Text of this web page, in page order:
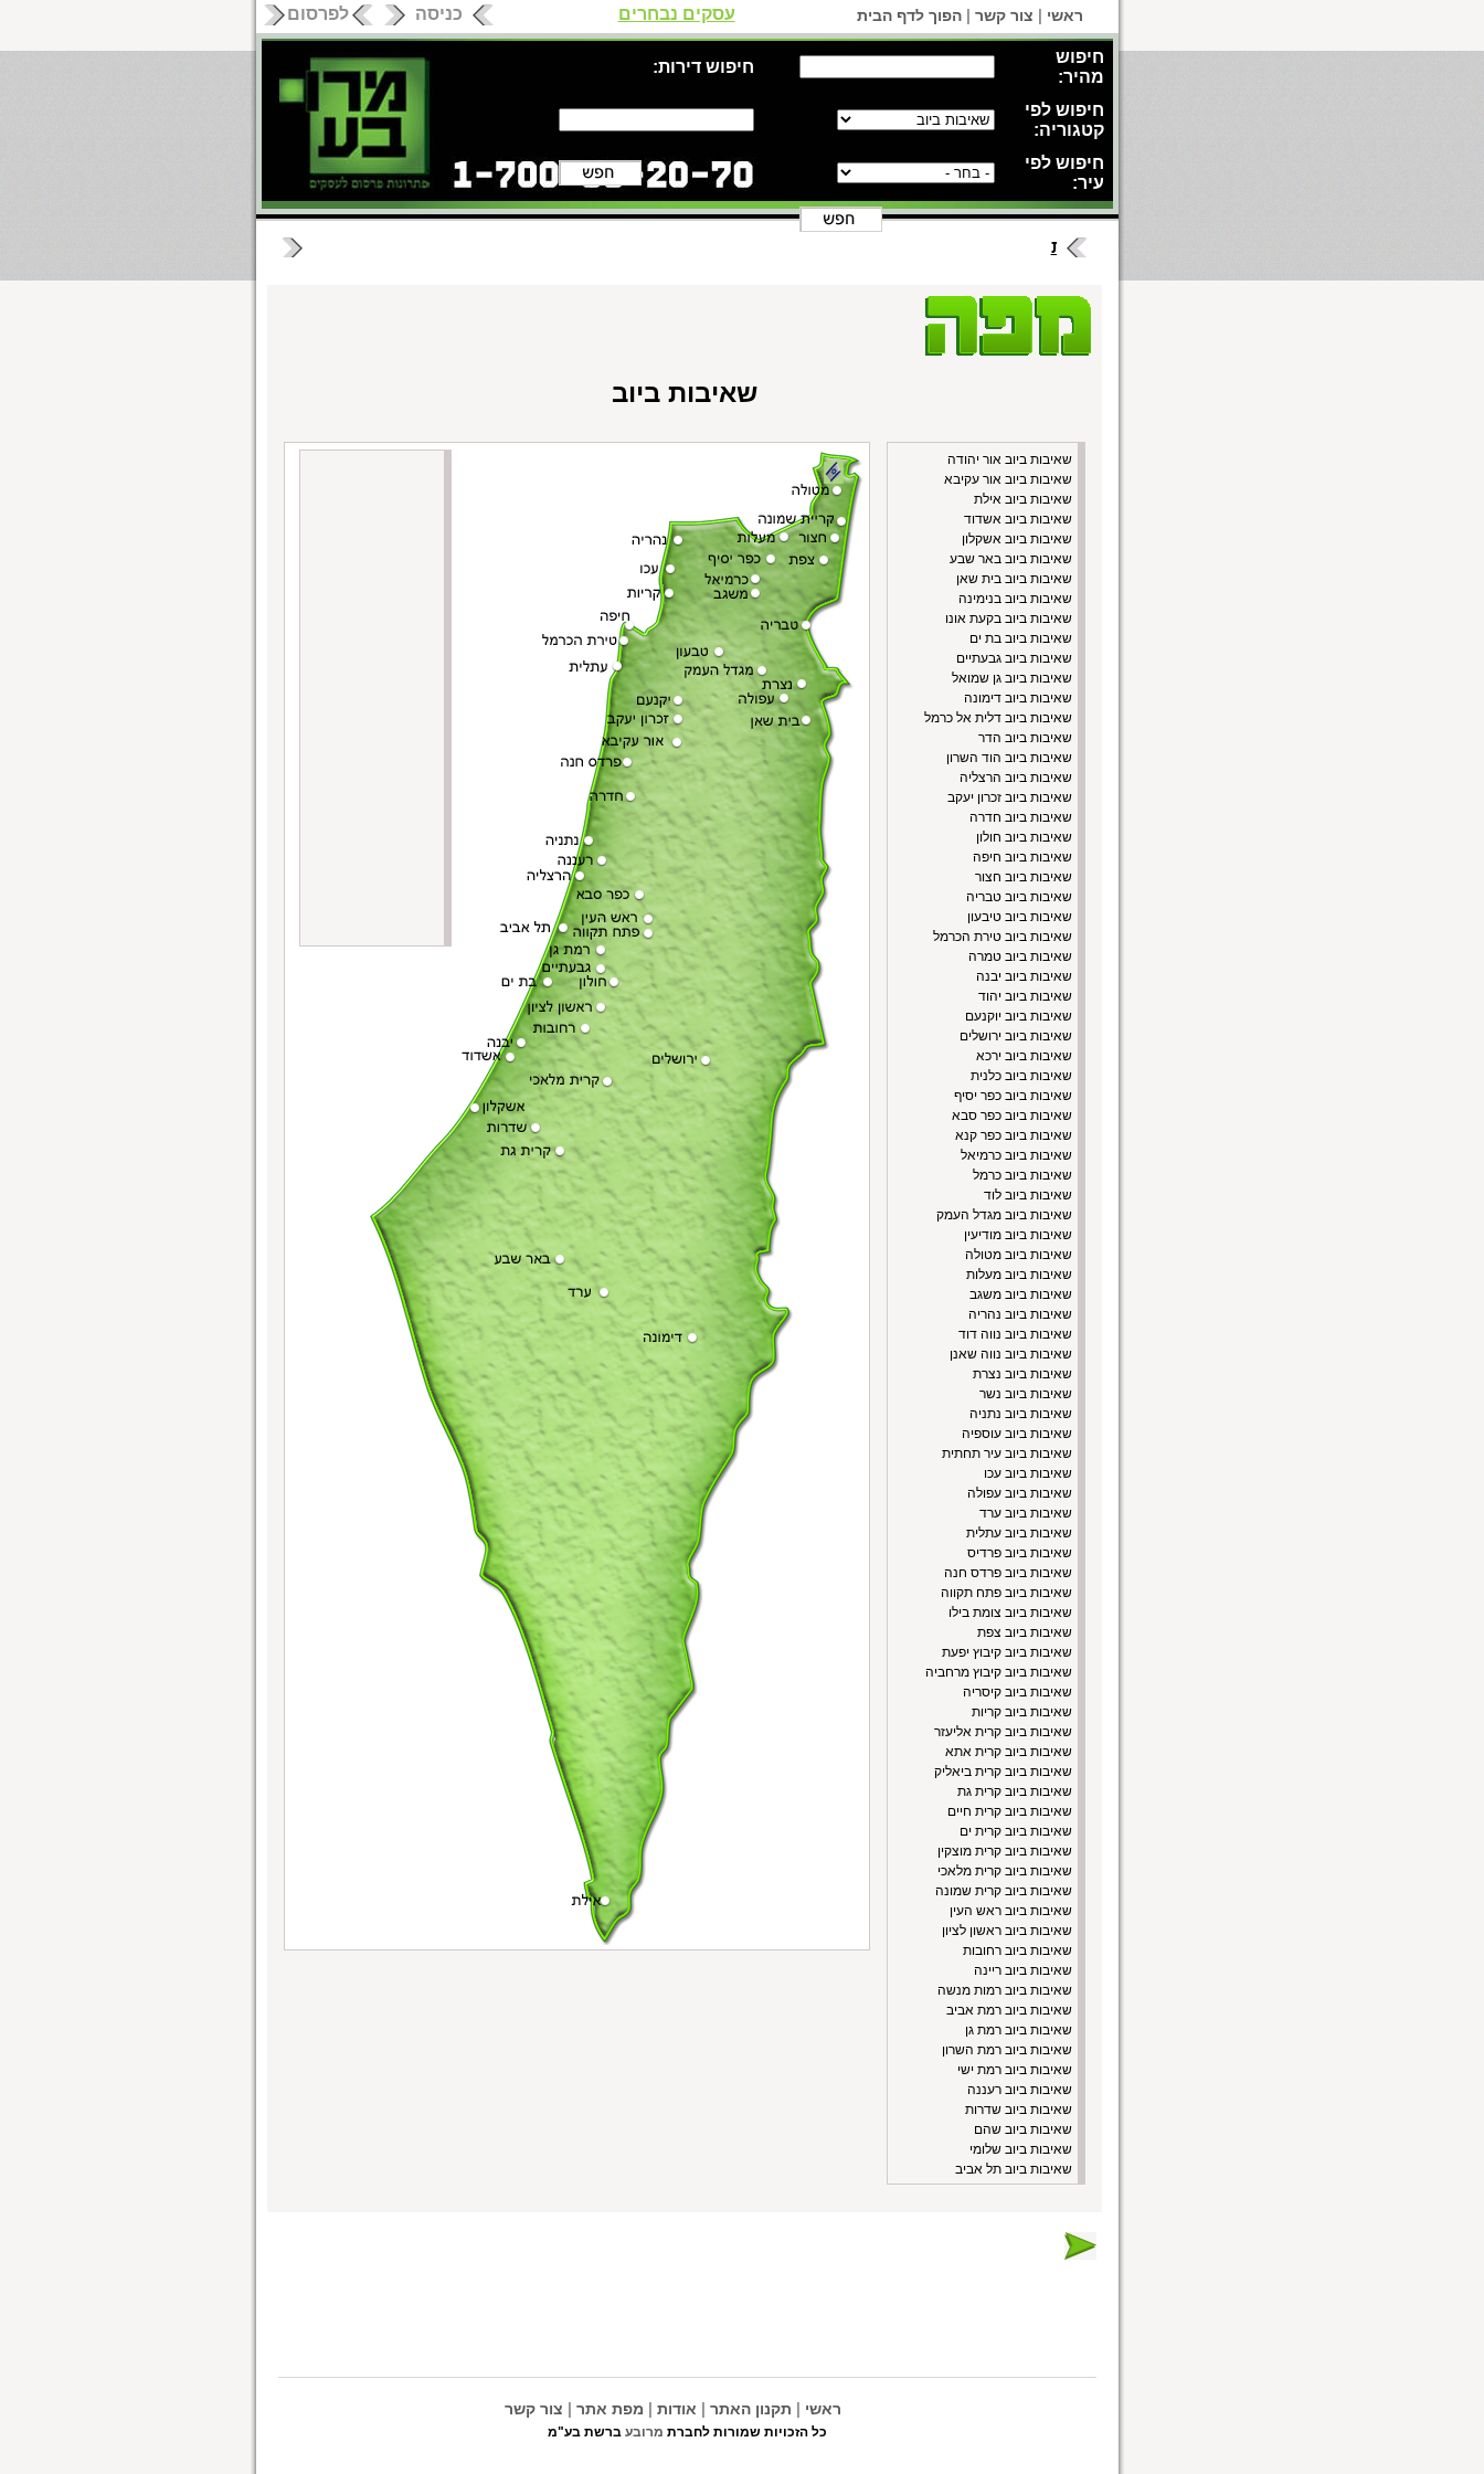
ראשי | צור קשר | הפוך לדף הבית לפרסום כניסה עסקים נבחרים
חיפוש
מהיר:
חיפוש דירות:
חיפוש לפי
קטגוריה:
חיפוש לפי
עיר:
טרקטור לפינוי פסולת
שאיבות ביוב
שאיבות ביוב אור יהודה
שאיבות ביוב אור עקיבא
שאיבות ביוב אילת
שאיבות ביוב אשדוד
שאיבות ביוב אשקלון
שאיבות ביוב באר שבע
שאיבות ביוב בית שאן
שאיבות ביוב בנימינה
שאיבות ביוב בקעת אונו
שאיבות ביוב בת ים
שאיבות ביוב גבעתיים
שאיבות ביוב גן שמואל
שאיבות ביוב דימונה
שאיבות ביוב דלית אל כרמל
שאיבות ביוב הדר
שאיבות ביוב הוד השרון
שאיבות ביוב הרצליה
שאיבות ביוב זכרון יעקב
שאיבות ביוב חדרה
שאיבות ביוב חולון
שאיבות ביוב חיפה
שאיבות ביוב חצור
שאיבות ביוב טבריה
שאיבות ביוב טיבעון
שאיבות ביוב טירת הכרמל
שאיבות ביוב טמרה
שאיבות ביוב יבנה
שאיבות ביוב יהוד
שאיבות ביוב יוקנעם
שאיבות ביוב ירושלים
שאיבות ביוב ירכא
שאיבות ביוב כלנית
שאיבות ביוב כפר יסיף
שאיבות ביוב כפר סבא
שאיבות ביוב כפר קנא
שאיבות ביוב כרמיאל
שאיבות ביוב כרמל
שאיבות ביוב לוד
שאיבות ביוב מגדל העמק
שאיבות ביוב מודיעין
שאיבות ביוב מטולה
שאיבות ביוב מעלות
שאיבות ביוב משגב
שאיבות ביוב נהריה
שאיבות ביוב נווה דוד
שאיבות ביוב נווה שאנן
שאיבות ביוב נצרת
שאיבות ביוב נשר
שאיבות ביוב נתניה
שאיבות ביוב עוספיה
שאיבות ביוב עיר תחתית
שאיבות ביוב עכו
שאיבות ביוב עפולה
שאיבות ביוב ערד
שאיבות ביוב עתלית
שאיבות ביוב פרדיס
שאיבות ביוב פרדס חנה
שאיבות ביוב פתח תקווה
שאיבות ביוב צומת בילו
שאיבות ביוב צפת
שאיבות ביוב קיבוץ יפעת
שאיבות ביוב קיבוץ מרחביה
שאיבות ביוב קיסריה
שאיבות ביוב קריות
שאיבות ביוב קרית אליעזר
שאיבות ביוב קרית אתא
שאיבות ביוב קרית ביאליק
שאיבות ביוב קרית גת
שאיבות ביוב קרית חיים
שאיבות ביוב קרית ים
שאיבות ביוב קרית מוצקין
שאיבות ביוב קרית מלאכי
שאיבות ביוב קרית שמונה
שאיבות ביוב ראש העין
שאיבות ביוב ראשון לציון
שאיבות ביוב רחובות
שאיבות ביוב ריינה
שאיבות ביוב רמות מנשה
שאיבות ביוב רמת אביב
שאיבות ביוב רמת גן
שאיבות ביוב רמת השרון
שאיבות ביוב רמת ישי
שאיבות ביוב רעננה
שאיבות ביוב שדרות
שאיבות ביוב שהם
שאיבות ביוב שלומי
שאיבות ביוב תל אביב
ראשי | תקנון האתר | אודות | מפת אתר | צור קשר
כל הזכויות שמורות לחברת מרובע ברשת בע"מ